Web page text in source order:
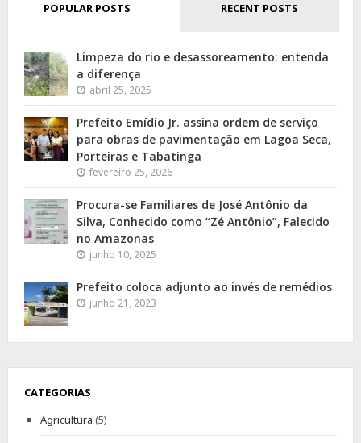
POPULAR POSTS RECENT POSTS
Limpeza do rio e desassoreamento: entenda
a diferença
abril 25, 2025
Prefeito Emídio Jr. assina ordem de serviço
para obras de pavimentação em Lagoa Seca,
Porteiras e Tabatinga
fevereiro 25, 2026
Procura-se Familiares de José Antônio da
Silva, Conhecido como “Zé Antônio”, Falecido
no Amazonas
junho 10, 2025
Prefeito coloca adjunto ao invés de remédios
junho 21, 2023
CATEGORIAS
Agricultura (5)